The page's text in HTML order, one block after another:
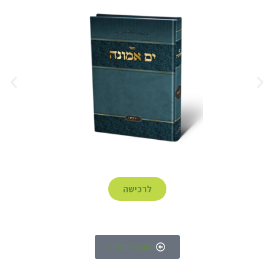
לרכישה
למעבר לחנות